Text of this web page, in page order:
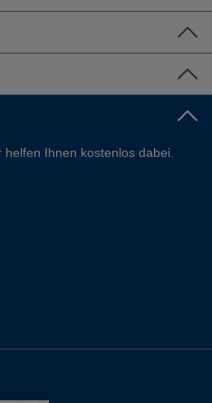
Ihnen kostenlos dabei.